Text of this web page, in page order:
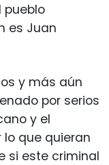
pueblo
es Juan
y más aún
por serios
y el
lo que quieran
si este criminal